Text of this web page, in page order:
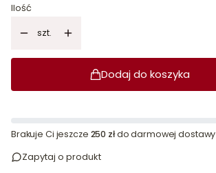
Ilość
szt.
Dodaj do koszyka
Brakuje Ci jeszcze 250 złdo darmowej dostawy
Zapytaj o produkt